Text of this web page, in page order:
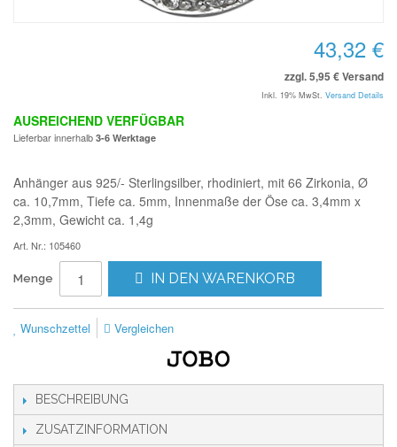
43,32 €
zzgl. 5,95 € Versand
Inkl. 19% MwSt. Versand Details
AUSREICHEND VERFÜGBAR
Lieferbar innerhalb 3-6 Werktage
Anhänger aus 925/- Sterlingsilber, rhodiniert, mit 66 Zirkonia, Ø
ca. 10,7mm, Tiefe ca. 5mm, Innenmaße der Öse ca. 3,4mm x
2,3mm, Gewicht ca. 1,4g
Art. Nr.: 105460
Menge IN DEN WARENKORB
Wunschzettel Vergleichen
BESCHREIBUNG
ZUSATZINFORMATION